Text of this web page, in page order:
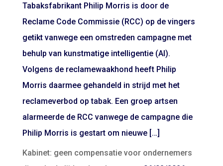
Tabaksfabrikant Philip Morris is door de
Reclame Code Commissie (RCC) op de vingers
getikt vanwege een omstreden campagne met
behulp van kunstmatige intelligentie (AI).
Volgens de reclamewaakhond heeft Philip
Morris daarmee gehandeld in strijd met het
reclameverbod op tabak. Een groep artsen
alarmeerde de RCC vanwege de campagne die
Philip Morris is gestart om nieuwe […]
Kabinet: geen compensatie voor ondernemers